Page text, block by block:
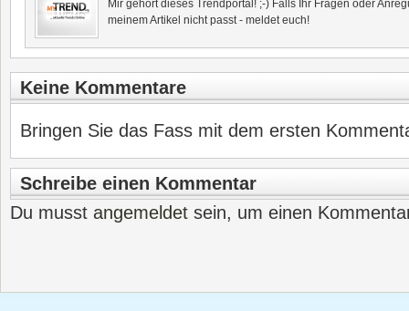
Mir gehört dieses Trendportal! ;-) Falls Ihr Fragen oder
meinem Artikel nicht passt - meldet euch!
Keine Kommentare
Bringen Sie das Fass mit dem ersten
Schreibe einen Kommentar
Du musst angemeldet sein, um einen